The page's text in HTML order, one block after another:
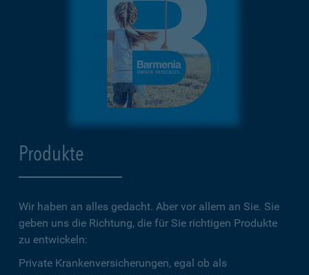
Produkte
Wir haben an alles gedacht. Aber vor allem an Sie. Sie
geben uns die Richtung, die für Sie richtigen Produkte
zu entwickeln:
Private Krankenversicherungen, egal ob als